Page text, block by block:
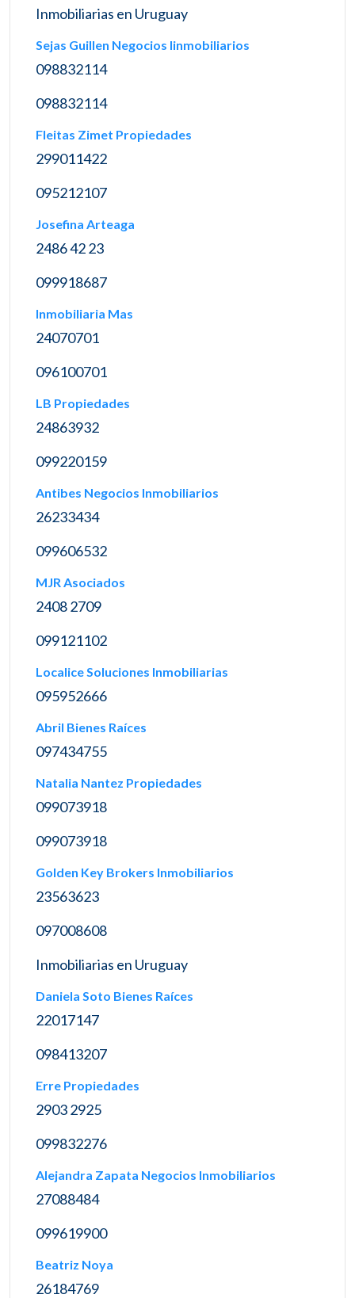
Inmobiliarias en Uruguay
Sejas Guillen Negocios Iinmobiliarios
098832114
098832114
Fleitas Zimet Propiedades
299011422
095212107
Josefina Arteaga
2486 42 23
099918687
Inmobiliaria Mas
24070701
096100701
LB Propiedades
24863932
099220159
Antibes Negocios Inmobiliarios
26233434
099606532
MJR Asociados
2408 2709
099121102
Localice Soluciones Inmobiliarias
095952666
Abril Bienes Raíces
097434755
Natalia Nantez Propiedades
099073918
099073918
Golden Key Brokers Inmobiliarios
23563623
097008608
Inmobiliarias en Uruguay
Daniela Soto Bienes Raíces
22017147
098413207
Erre Propiedades
2903 2925
099832276
Alejandra Zapata Negocios Inmobiliarios
27088484
099619900
Beatriz Noya
26184769